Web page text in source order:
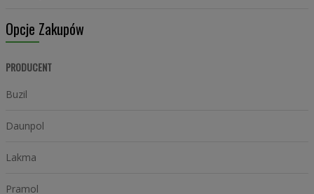
Opcje Zakupów
PRODUCENT
Buzil
Daunpol
Lakma
Pramol